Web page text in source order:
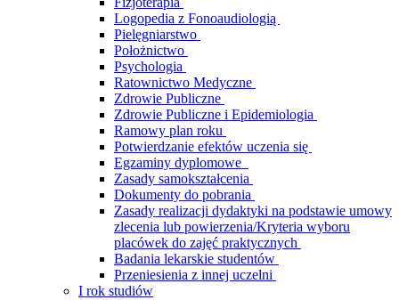
Logopedia z Fonoaudiologią
Pielęgniarstwo
Położnictwo
Psychologia
Ratownictwo Medyczne
Zdrowie Publiczne
Zdrowie Publiczne i Epidemiologia
Ramowy plan roku
Potwierdzanie efektów uczenia się
Egzaminy dyplomowe
Zasady samokształcenia
Dokumenty do pobrania
Zasady realizacji dydaktyki na podstawie umowy
zlecenia lub powierzenia/Kryteria wyboru
placówek do zajęć praktycznych
Badania lekarskie studentów
Przeniesienia z innej uczelni
I rok studiów